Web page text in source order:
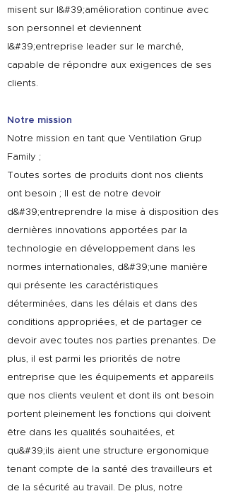
misent sur l&#39;amélioration continue avec
son personnel et deviennent
l&#39;entreprise leader sur le marché,
capable de répondre aux exigences de ses
clients.
Notre mission
Notre mission en tant que Ventilation Grup
Family ;
Toutes sortes de produits dont nos clients
ont besoin ; Il est de notre devoir
d&#39;entreprendre la mise à disposition des
dernières innovations apportées par la
technologie en développement dans les
normes internationales, d&#39;une manière
qui présente les caractéristiques
déterminées, dans les délais et dans des
conditions appropriées, et de partager ce
devoir avec toutes nos parties prenantes. De
plus, il est parmi les priorités de notre
entreprise que les équipements et appareils
que nos clients veulent et dont ils ont besoin
portent pleinement les fonctions qui doivent
être dans les qualités souhaitées, et
qu&#39;ils aient une structure ergonomique
tenant compte de la santé des travailleurs et
de la sécurité au travail. De plus, notre